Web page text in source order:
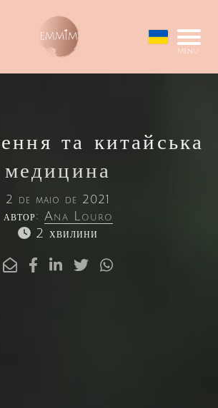
Menu
та китайська
медицина
2 de maio de 2021
автор: Ana Louro
2 хвилини